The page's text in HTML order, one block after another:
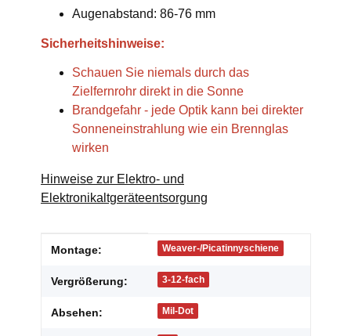
Augenabstand: 86-76 mm
Sicherheitshinweise:
Schauen Sie niemals durch das
Zielfernrohr direkt in die Sonne
Brandgefahr - jede Optik kann bei direkter
Sonneneinstrahlung wie ein Brennglas
wirken
Hinweise zur Elektro- und
Elektronikaltgeräteentsorgung
Produkteigenschaft
Wert
Montage: Weaver-/Picatinnyschiene
Vergrößerung: 3-12-fach
Absehen: Mil-Dot